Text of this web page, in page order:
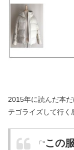
2015年に読んだ本だ
テゴライズして行く
「”この